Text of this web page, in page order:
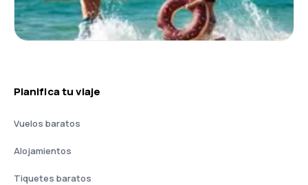
Planifica tu viaje
Vuelos baratos
Alojamientos
Tiquetes baratos